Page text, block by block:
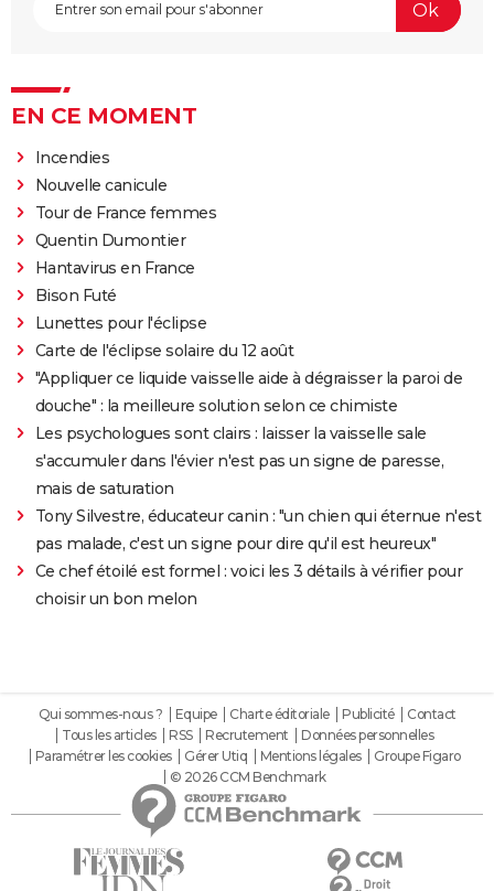
EN CE MOMENT
Incendies
Nouvelle canicule
Tour de France femmes
Quentin Dumontier
Hantavirus en France
Bison Futé
Lunettes pour l'éclipse
Carte de l'éclipse solaire du 12 août
"Appliquer ce liquide vaisselle aide à dégraisser la paroi de
douche" : la meilleure solution selon ce chimiste
Les psychologues sont clairs : laisser la vaisselle sale
s'accumuler dans l'évier n'est pas un signe de paresse,
mais de saturation
Tony Silvestre, éducateur canin : "un chien qui éternue n'est
pas malade, c'est un signe pour dire qu'il est heureux"
Ce chef étoilé est formel : voici les 3 détails à vérifier pour
choisir un bon melon
Qui sommes-nous ? Equipe Charte éditoriale Publicité
Contact
Tous les articles
RSS Recrutement
Données personnelles
Paramétrer les cookies
Gérer Utiq Mentions légales
Groupe Figaro
© 2026 CCM Benchmark